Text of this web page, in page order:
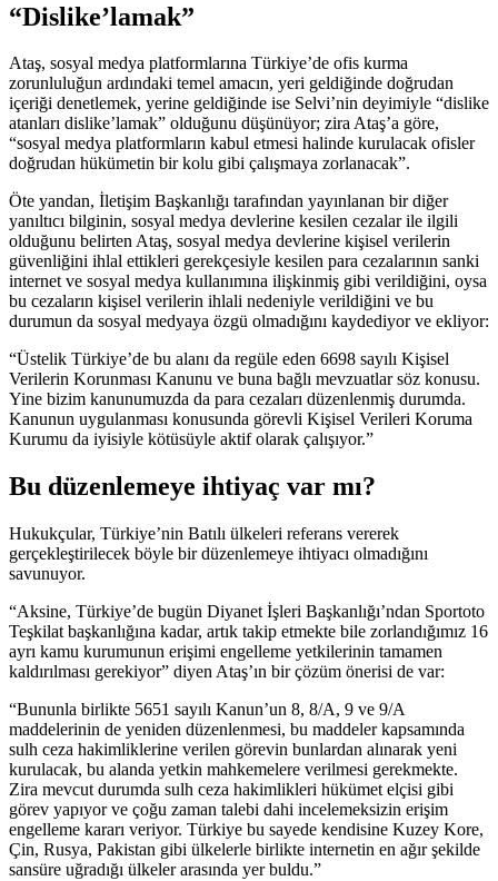
“Dislike’lamak”
Ataş, sosyal medya platformlarına Türkiye’de ofis kurma
zorunluluğun ardındaki temel amacın, yeri geldiğinde doğrudan
içeriği denetlemek, yerine geldiğinde ise Selvi’nin deyimiyle “dislike
atanları dislike’lamak” olduğunu düşünüyor; zira Ataş’a göre,
“sosyal medya platformların kabul etmesi halinde kurulacak ofisler
doğrudan hükümetin bir kolu gibi çalışmaya zorlanacak”.
Öte yandan, İletişim Başkanlığı tarafından yayınlanan bir diğer
yanıltıcı bilginin, sosyal medya devlerine kesilen cezalar ile ilgili
olduğunu belirten Ataş, sosyal medya devlerine kişisel verilerin
güvenliğini ihlal ettikleri gerekçesiyle kesilen para cezalarının sanki
internet ve sosyal medya kullanımına ilişkinmiş gibi verildiğini, oysa
bu cezaların kişisel verilerin ihlali nedeniyle verildiğini ve bu
durumun da sosyal medyaya özgü olmadığını kaydediyor ve ekliyor:
“Üstelik Türkiye’de bu alanı da regüle eden 6698 sayılı Kişisel
Verilerin Korunması Kanunu ve buna bağlı mevzuatlar söz konusu.
Yine bizim kanunumuzda da para cezaları düzenlenmiş durumda.
Kanunun uygulanması konusunda görevli Kişisel Verileri Koruma
Kurumu da iyisiyle kötüsüyle aktif olarak çalışıyor.”
Bu düzenlemeye ihtiyaç var mı?
Hukukçular, Türkiye’nin Batılı ülkeleri referans vererek
gerçekleştirilecek böyle bir düzenlemeye ihtiyacı olmadığını
savunuyor.
“Aksine, Türkiye’de bugün Diyanet İşleri Başkanlığı’ndan Sportoto
Teşkilat başkanlığına kadar, artık takip etmekte bile zorlandığımız 16
ayrı kamu kurumunun erişimi engelleme yetkilerinin tamamen
kaldırılması gerekiyor” diyen Ataş’ın bir çözüm önerisi de var:
“Bununla birlikte 5651 sayılı Kanun’un 8, 8/A, 9 ve 9/A
maddelerinin de yeniden düzenlenmesi, bu maddeler kapsamında
sulh ceza hakimliklerine verilen görevin bunlardan alınarak yeni
kurulacak, bu alanda yetkin mahkemelere verilmesi gerekmekte.
Zira mevcut durumda sulh ceza hakimlikleri hükümet elçisi gibi
görev yapıyor ve çoğu zaman talebi dahi incelemeksizin erişim
engelleme kararı veriyor. Türkiye bu sayede kendisine Kuzey Kore,
Çin, Rusya, Pakistan gibi ülkelerle birlikte internetin en ağır şekilde
sansüre uğradığı ülkeler arasında yer buldu.”